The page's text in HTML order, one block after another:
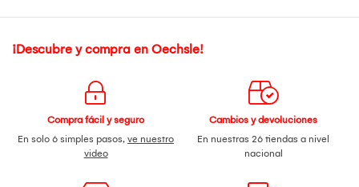
¡Descubre y compra en Oechsle!
Compra fácil y seguro
En solo 6 simples pasos, ve nuestro
video
Cambios y devoluciones
En nuestras 26 tiendas a nivel
nacional